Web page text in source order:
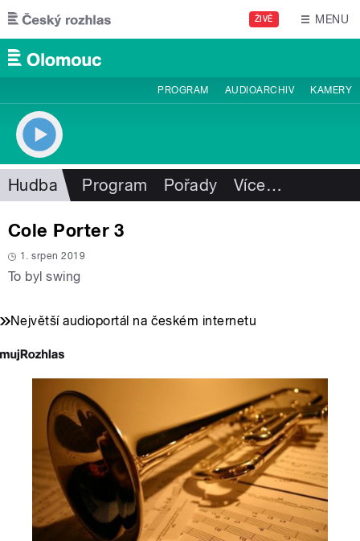
Přejít k hlavnímu obsahu
ŽIVĚ MENU
PROGRAM AUDIOARCHIV KAMERY
Hudba Program Pořady Více…
Cole Porter 3
1. srpen 2019
To byl swing
Největší audioportál na českém internetu